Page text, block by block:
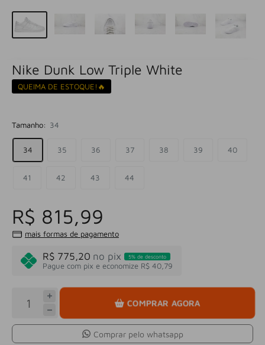
Nike Dunk Low Triple White
QUEIMA DE ESTOQUE!🔥
Tamanho: 34
34 35 36 37 38 39 40
41 42 43 44
R$ 815,99
mais formas de pagamento
R$ 775,20 no pix 5% de desconto
Pague com pix e economize R$ 40,79
COMPRAR AGORA
Comprar pelo whatsapp